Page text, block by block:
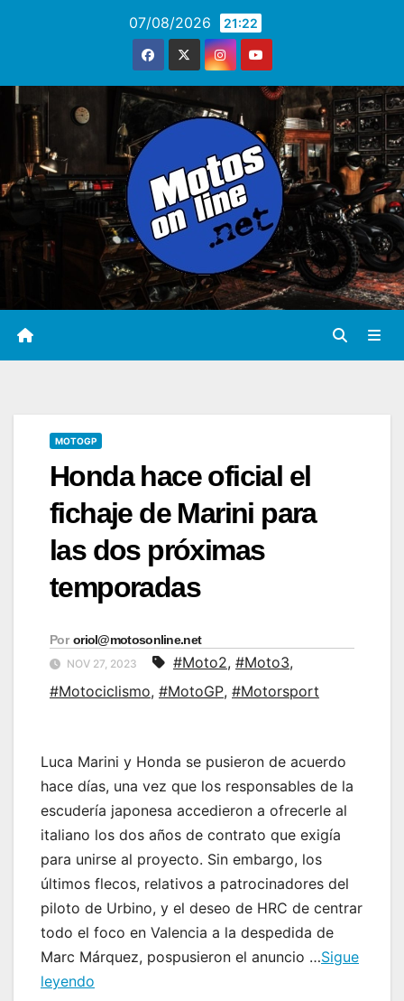
07/08/2026 21:22
MOTOGP
Honda hace oficial el
fichaje de Marini para
las dos próximas
temporadas
Por oriol@motosonline.net
NOV 27, 2023 #Moto2, #Moto3,
#Motociclismo, #MotoGP, #Motorsport
Luca Marini y Honda se pusieron de acuerdo
hace días, una vez que los responsables de la
escudería japonesa accedieron a ofrecerle al
italiano los dos años de contrato que exigía
para unirse al proyecto. Sin embargo, los
últimos flecos, relativos a patrocinadores del
piloto de Urbino, y el deseo de HRC de centrar
todo el foco en Valencia a la despedida de
Marc Márquez, pospusieron el anuncio …Sigue
leyendo